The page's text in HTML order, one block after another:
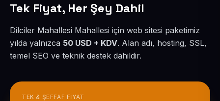
Tek Fiyat, Her Şey Dahil
Dilciler Mahallesi Mahallesi için web sitesi paketimiz
yılda yalnızca 50 USD + KDV. Alan adı, hosting, SSL,
temel SEO ve teknik destek dahildir.
TEK & ŞEFFAF FIYAT